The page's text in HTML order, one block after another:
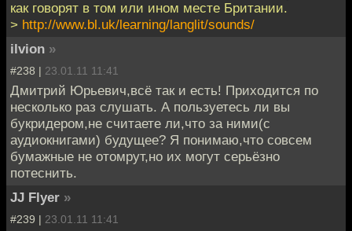
как говорят в том или ином месте Британии.
> http://www.bl.uk/learning/langlit/sounds/
ilvion »
#238 | 23.01.11 11:41
Дмитрий Юрьевич,всё так и есть! Приходится по
несколько раз слушать. А пользуетесь ли вы
букридером,не считаете ли,что за ними(с
аудиокнигами) будущее? Я понимаю,что совсем
бумажные не отомрут,но их могут серьёзно
потеснить.
JJ Flyer »
#239 | 23.01.11 11:41